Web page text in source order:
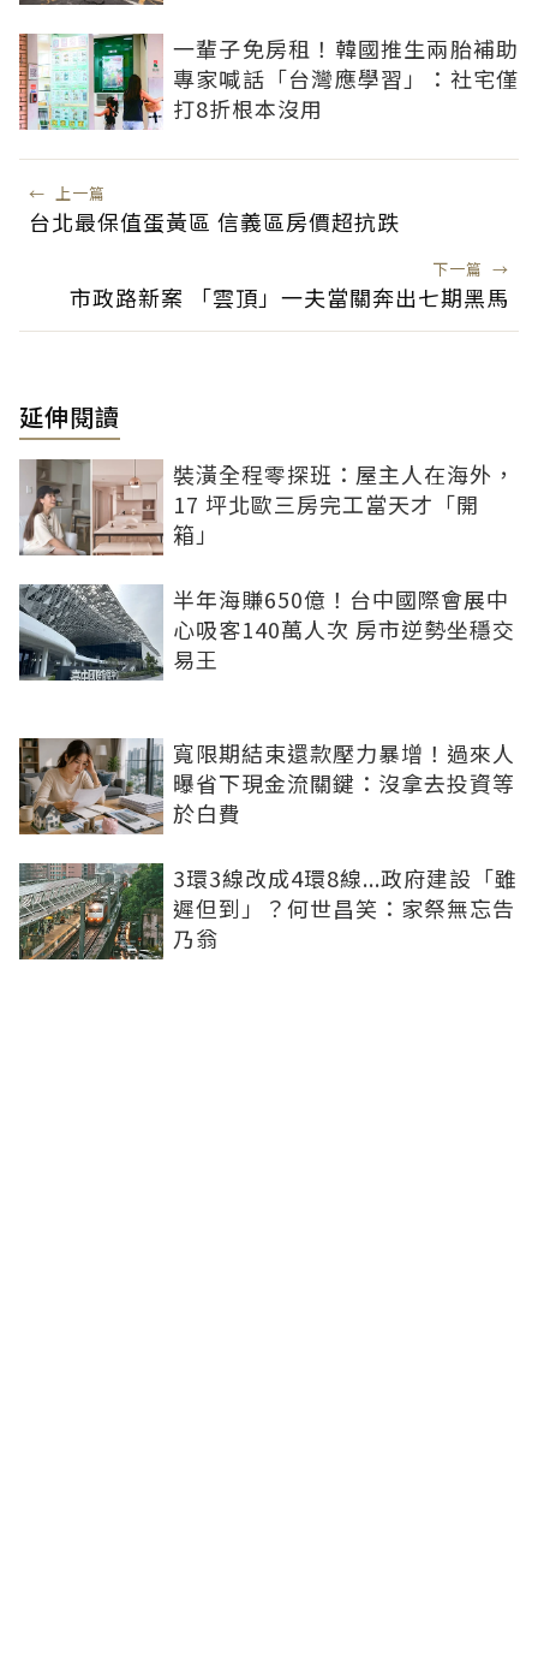
一輩子免房租！韓國推生兩胎補助
專家喊話「台灣應學習」：社宅僅
打8折根本沒用
← 上一篇
台北最保值蛋黃區 信義區房價超抗跌
下一篇 →
市政路新案 「雲頂」一夫當關奔出七期黑馬
延伸閱讀
裝潢全程零探班：屋主人在海外，
17 坪北歐三房完工當天才「開
箱」
半年海賺650億！台中國際會展中
心吸客140萬人次 房市逆勢坐穩交
易王
寬限期結束還款壓力暴增！過來人
曝省下現金流關鍵：沒拿去投資等
於白費
3環3線改成4環8線...政府建設「雖
遲但到」？何世昌笑：家祭無忘告
乃翁